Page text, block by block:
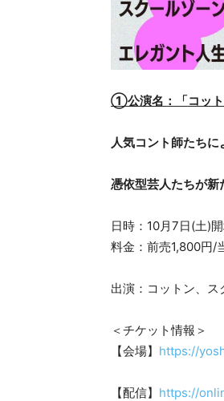
①公演名：「コット
人気コント師たち
憑依型芸人たちが新
日時：10月7日(土)
料金：前売1,800円/
出演：コットン、
＜チケット情報＞
【会場】 https://
【配信】 https://